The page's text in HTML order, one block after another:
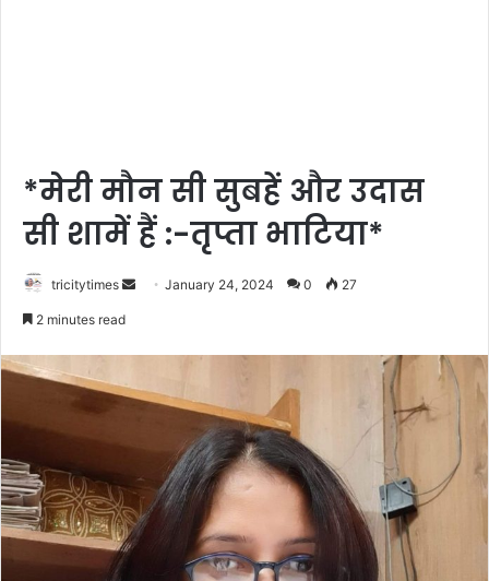
*मेरी मौन सी सुबहें और उदास
सी शामें हैं :-तृप्ता भाटिया*
tricitytimes
SendJanuary 24, 2024 0 27
2 minutes read